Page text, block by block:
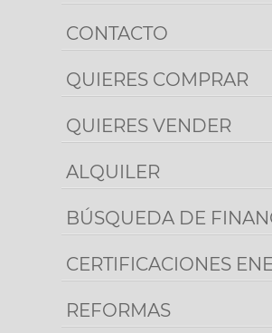
CONTACTO
QUIERES COMPRAR
QUIERES VENDER
ALQUILER
BÚSQUEDA DE
CERTIFICACIONES
REFORMAS